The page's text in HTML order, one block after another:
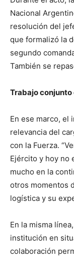
Nacional
resolución del
que formalizó la
segundo
También se
Trabajo
En ese marco, el
relevancia del
con la Fuerza.
Ejército y hoy no
mucho en la
otros momentos
logística y su
En la misma
institución en
colaboración